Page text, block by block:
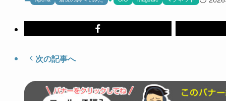
次の記事へ